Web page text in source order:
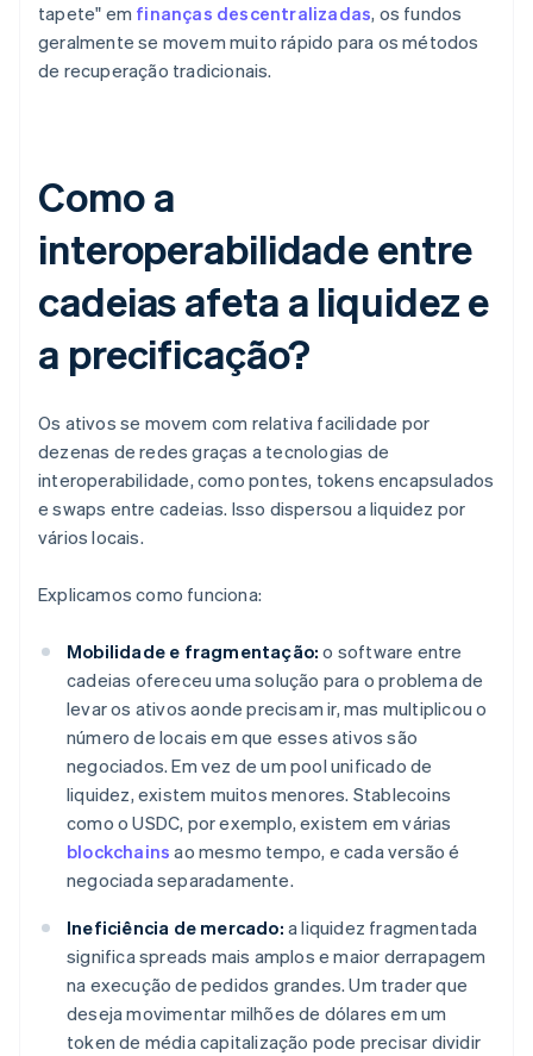
tapete" em finanças descentralizadas, os fundos
geralmente se movem muito rápido para os métodos
de recuperação tradicionais.
Como a
interoperabilidade entre
cadeias afeta a liquidez e
a precificação?
Os ativos se movem com relativa facilidade por
dezenas de redes graças a tecnologias de
interoperabilidade, como pontes, tokens encapsulados
e swaps entre cadeias. Isso dispersou a liquidez por
vários locais.
Explicamos como funciona:
Mobilidade e fragmentação: o software entre
cadeias ofereceu uma solução para o problema de
levar os ativos aonde precisam ir, mas multiplicou o
número de locais em que esses ativos são
negociados. Em vez de um pool unificado de
liquidez, existem muitos menores. Stablecoins
como o USDC, por exemplo, existem em várias
blockchains ao mesmo tempo, e cada versão é
negociada separadamente.
Ineficiência de mercado: a liquidez fragmentada
significa spreads mais amplos e maior derrapagem
na execução de pedidos grandes. Um trader que
deseja movimentar milhões de dólares em um
token de média capitalização pode precisar dividir